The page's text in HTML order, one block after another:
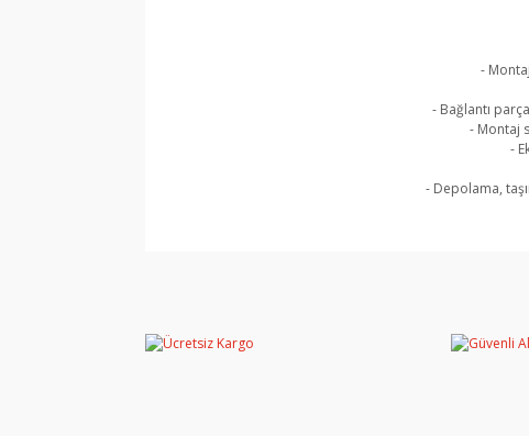
-
- Bağlantı
- Montaj
-
- Depolama,
Ürün resmi kalitesiz, bozuk veya görüntülenemiyor.